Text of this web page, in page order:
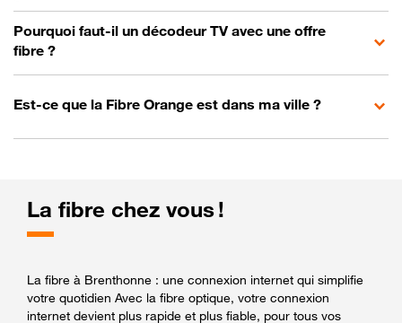
Pourquoi faut-il un décodeur TV avec une offre
fibre ?
Est-ce que la Fibre Orange est dans ma ville ?
La fibre chez vous !
La fibre à Brenthonne : une connexion internet qui simplifie
votre quotidien Avec la fibre optique, votre connexion
internet devient plus rapide et plus fiable, pour tous vos